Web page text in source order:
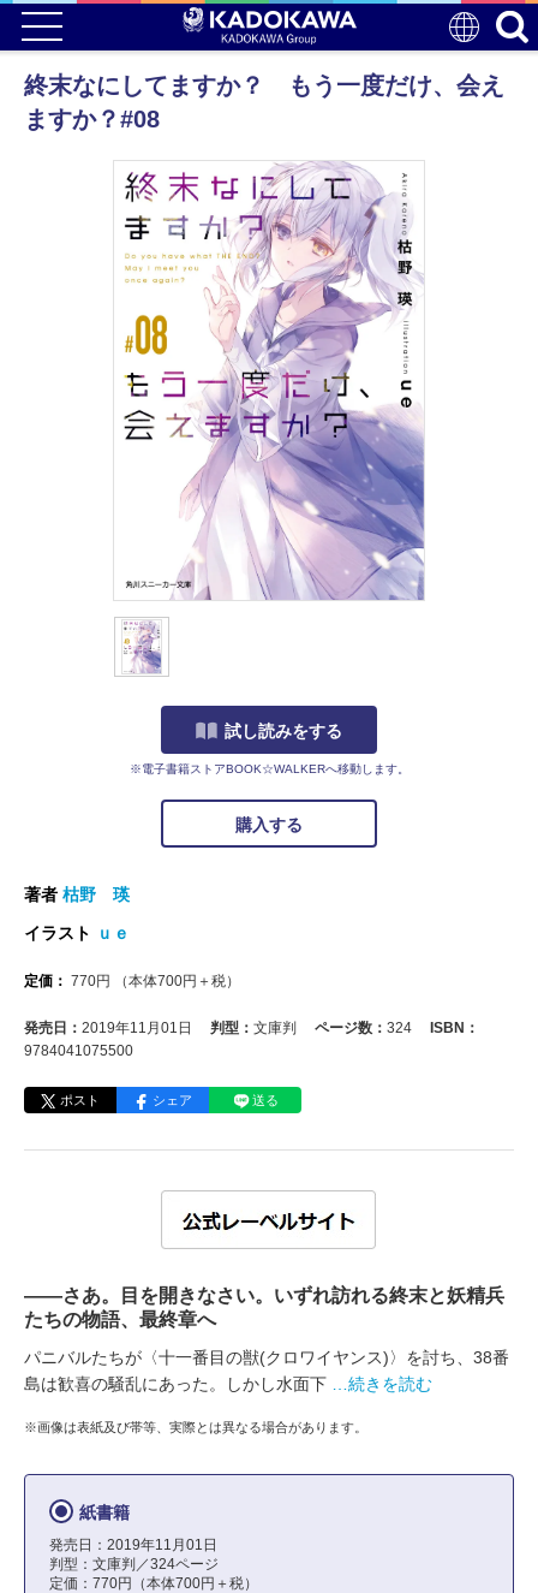
終末なにしてますか？ もう一度だけ、会え
ますか？#08
試し読みをする
※電子書籍ストアBOOK☆WALKERへ移動します。
購入する
著者 枯野 瑛
イラスト
ｕｅ
定価： 770円 （本体700円＋税）
発売日： 2019年11月01日 判型： 文庫判 ページ数： 324
ISBN：
9784041075500
ポスト シェア 送る
――さあ。目を開きなさい。いずれ訪れる終末と妖精兵
たちの物語、最終章へ
パニバルたちが〈十一番目の獣(クロワイヤンス)〉を討ち、38番
島は歓喜の騒乱にあった。しかし水面下
…続きを読む
※画像は表紙及び帯等、実際とは異なる場合があります。
紙書籍
発売日：2019年11月01日
判型：文庫判／324ページ
定価：770円（本体700円＋税）